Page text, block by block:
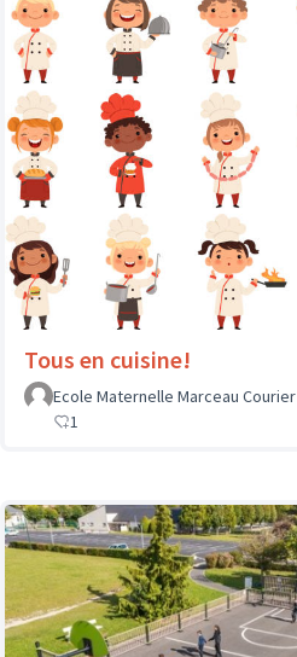
Tous en cuisine!
Ecole Maternelle Marceau Courier
1